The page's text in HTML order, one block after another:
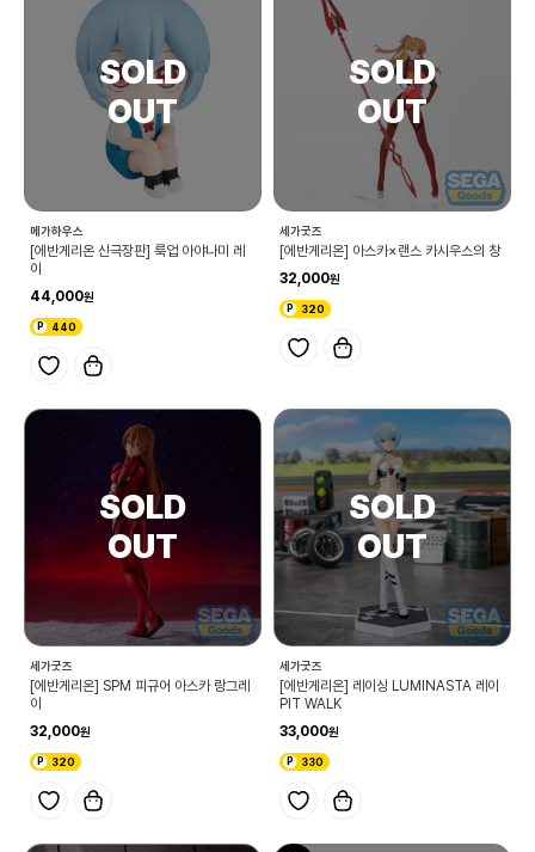
메가하우스
[에반게리온 신극장판] 룩업 아야나미 레
이
44,000
440
세가굿즈
[에반게리온] 아스카×랜스 카시우스의 창
32,000
320
세가굿즈
[에반게리온] SPM 피규어 아스카 랑그레
이
32,000
320
세가굿즈
[에반게리온] 레이싱 LUMINASTA 레이
PIT WALK
33,000
330